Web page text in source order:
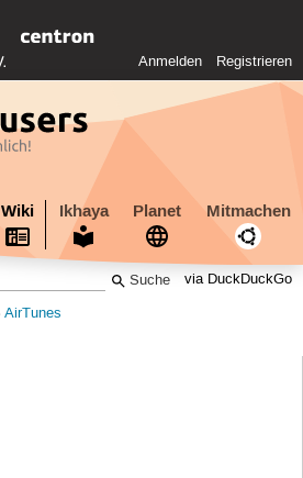
Anmelden Registrieren
Wiki Ikhaya Planet Mitmachen
via DuckDuckGo
AirTunes